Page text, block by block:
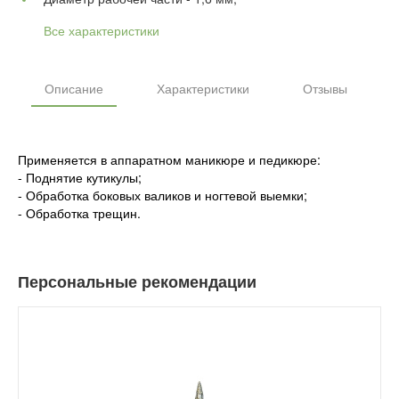
Все характеристики
Описание Характеристики Отзывы
Применяется в аппаратном маникюре и педикюре:
- Поднятие кутикулы;
- Обработка боковых валиков и ногтевой выемки;
- Обработка трещин.
Персональные рекомендации